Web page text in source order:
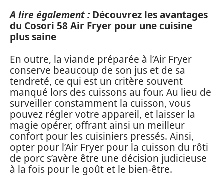
A lire également : Découvrez les avantages
du Cosori 58 Air Fryer pour une cuisine
plus saine
En outre, la viande préparée à l’Air Fryer
conserve beaucoup de son jus et de sa
tendreté, ce qui est un critère souvent
manqué lors des cuissons au four. Au lieu de
surveiller constamment la cuisson, vous
pouvez régler votre appareil, et laisser la
magie opérer, offrant ainsi un meilleur
confort pour les cuisiniers pressés. Ainsi,
opter pour l’Air Fryer pour la cuisson du rôti
de porc s’avère être une décision judicieuse
à la fois pour le goût et le bien-être.